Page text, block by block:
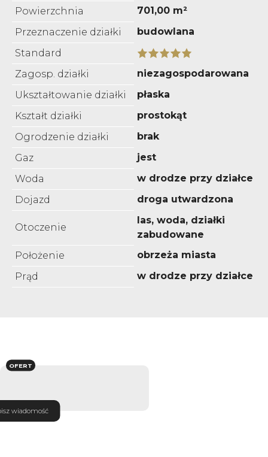
Powierzchnia
701,00 m²
Przeznaczenie działki
budowlana
Standard
Zagosp. działki
niezagospodarowana
Ukształtowanie działki
płaska
Kształt działki
prostokąt
Ogrodzenie działki
brak
Gaz
jest
Woda
w drodze przy działce
Dojazd
droga utwardzona
Otoczenie
las, woda, działki
zabudowane
Położenie
obrzeża miasta
Prąd
w drodze przy działce
wiadomość
OFERT